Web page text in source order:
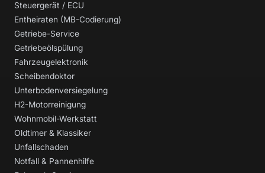
Steuergerät / ECU
Entheiraten (MB-Codierung)
Getriebe-Service
Getriebeölspülung
Fahrzeugelektronik
Scheibendoktor
Unterbodenversiegelung
H2-Motorreinigung
Wohnmobil-Werkstatt
Oldtimer & Klassiker
Unfallschaden
Notfall & Pannenhilfe